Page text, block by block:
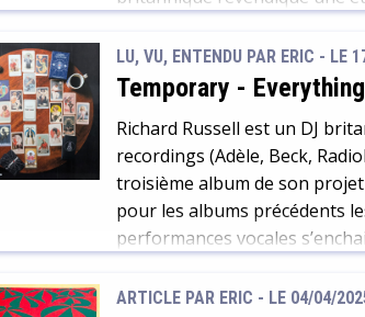
LU, VU, ENTENDU PAR ERIC - LE
Temporary -
Richard Russell est un DJ
recordings (Adèle, Beck,
troisième album de son
pour les albums précédents
performances vocales
ARTICLE PAR ERIC - LE 04/04/